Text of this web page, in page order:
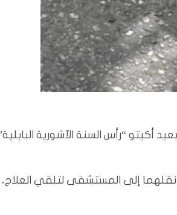
أكيتو “رأس السنة الآشورية
إلى المستشفى لتلقي العلاج،